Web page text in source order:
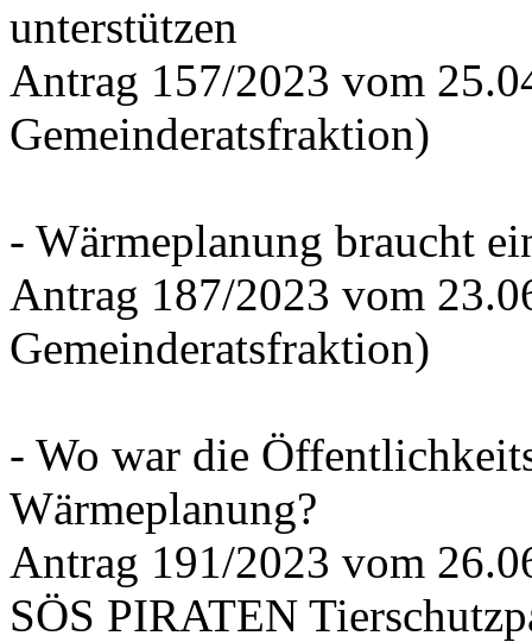
unterstützen
Antrag 157/2023 vom
Gemeinderatsfraktion)
- Wärmeplanung braucht
Antrag 187/2023 vom
Gemeinderatsfraktion)
- Wo war die
Wärmeplanung?
Antrag 191/2023 vom
SÖS PIRATEN